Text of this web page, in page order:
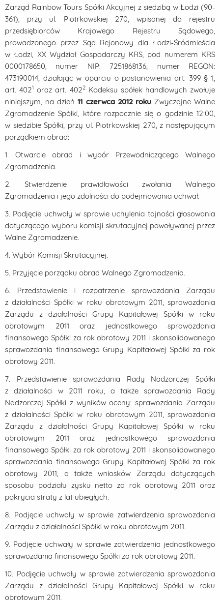
Zarząd Rainbow Tours Spółki Akcyjnej z siedzibą w Łodzi (90-
361), przy ul. Piotrkowskiej 270, wpisanej do rejestru
przedsiębiorców Krajowego Rejestru Sądowego,
prowadzonego przez Sąd Rejonowy dla Łodzi-Śródmieścia
w Łodzi, XX Wydział Gospodarczy KRS, pod numerem KRS
0000178650, numer NIP: 7251868136, numer REGON:
473190014, działając w oparciu o postanowienia art. 399 § 1,
art. 4021 oraz art. 4022Kodeksu spółek handlowych zwołuje
niniejszym, na dzień 11 czerwca 2012 rokuZwyczajne Walne
Zgromadzenie Spółki, które rozpocznie się o godzinie 12:00,
w siedzibie Spółki, przy ul. Piotrkowskiej 270, z następującym
porządkiem obrad:
1. Otwarcie obrad i wybór Przewodniczącego Walnego
Zgromadzenia.
2. Stwierdzenie prawidłowości zwołania Walnego
Zgromadzenia i jego zdolności do podejmowania uchwał.
3. Podjęcie uchwały w sprawie uchylenia tajności głosowania
dotyczącego wyboru komisji skrutacyjnej powoływanej przez
Walne Zgromadzenie.
4. Wybór Komisji Skrutacyjnej.
5. Przyjęcie porządku obrad Walnego Zgromadzenia.
6. Przedstawienie i rozpatrzenie sprawozdania Zarządu
z działalności Spółki w roku obrotowym 2011, sprawozdania
Zarządu z działalności Grupy Kapitałowej Spółki w roku
obrotowym 2011 oraz jednostkowego sprawozdania
finansowego Spółki za rok obrotowy 2011 i skonsolidowanego
sprawozdania finansowego Grupy Kapitałowej Spółki za rok
obrotowy 2011.
7. Przedstawienie sprawozdania Rady Nadzorczej Spółki
z działalności w 2011 roku, a także sprawozdania Rady
Nadzorczej Spółki z wyników oceny: sprawozdania Zarządu
z działalności Spółki w roku obrotowym 2011, sprawozdania
Zarządu z działalności Grupy Kapitałowej Spółki w roku
obrotowym 2011 oraz jednostkowego sprawozdania
finansowego Spółki za rok obrotowy 2011 i skonsolidowanego
sprawozdania finansowego Grupy Kapitałowej Spółki za rok
obrotowy 2011, a także wniosków Zarządu dotyczących
sposobu podziału zysku netto za rok obrotowy 2011 oraz
pokrycia straty z lat ubiegłych.
8. Podjęcie uchwały w sprawie zatwierdzenia sprawozdania
Zarządu z działalności Spółki w roku obrotowym 2011.
9. Podjęcie uchwały w sprawie zatwierdzenia jednostkowego
sprawozdania finansowego Spółki za rok obrotowy 2011.
10. Podjęcie uchwały w sprawie zatwierdzenia sprawozdania
Zarządu z działalności Grupy Kapitałowej Spółki w roku
obrotowym 2011.